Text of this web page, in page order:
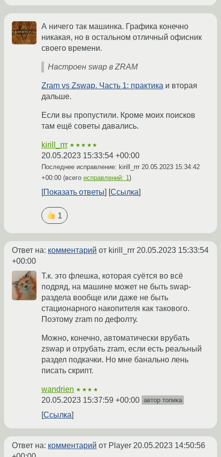
А ничего так машинка. Графика конечно
никакая, но в остальном отличный офисник
своего времени.
Настроен swap в ZRAM
Zram vs Zswap. Часть 1: практика и вторая
дальше.
Если вы пропустили. Кроме моих поисков
там ещё советы давались.
kirill_rrr ★★★★★
20.05.2023 15:33:54 +00:00
Последнее исправление: kirill_rrr 20.05.2023 15:34:42
+00:00 (всего исправлений: 1)
Показать ответы Ссылка
1
Ответ на: комментарий от kirill_rrr 20.05.2023 15:33:54
+00:00
Т.к. это флешка, которая суётся во всё
подряд, на машине может не быть swap-
раздела вообще или даже не быть
стационарного накопителя как такового.
Поэтому zram по дефолту.
Можно, конечно, автоматически врубать
zswap и отрубать zram, если есть реальный
раздел подкачки. Но мне банально лень
писать скрипт.
wandrien ★★★★
20.05.2023 15:37:59 +00:00 автор топика
Ссылка
Ответ на: комментарий от Player 20.05.2023 14:50:56